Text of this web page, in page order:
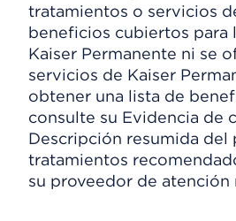
tratamientos o servicios
beneficios cubiertos para
Kaiser Permanente ni se
servicios de Kaiser
obtener una lista de
consulte su Evidencia de
Descripción resumida del
tratamientos
su proveedor de atención